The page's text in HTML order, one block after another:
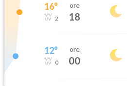
16°
2
ore
18
12°
0
ore
00